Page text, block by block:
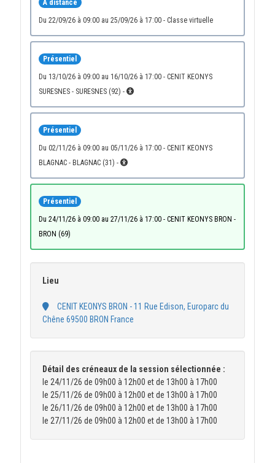
À distance
du 22/09/26 à 09:00 au 25/09/26 à 17:00 - Classe virtuelle
Présentiel
du 13/10/26 à 09:00 au 16/10/26 à 17:00 - CENIT KEONYS
SURESNES - SURESNES (92) -
Présentiel
du 02/11/26 à 09:00 au 05/11/26 à 17:00 - CENIT KEONYS
BLAGNAC - BLAGNAC (31) -
Présentiel
du 24/11/26 à 09:00 au 27/11/26 à 17:00 - CENIT KEONYS BRON -
BRON (69)
Lieu
Chêne 69500 BRON France
Détail des créneaux de la session sélectionnée :
le 24/11/26 de 09h00 à 12h00 et de 13h00 à 17h00
le 25/11/26 de 09h00 à 12h00 et de 13h00 à 17h00
le 26/11/26 de 09h00 à 12h00 et de 13h00 à 17h00
le 27/11/26 de 09h00 à 12h00 et de 13h00 à 17h00